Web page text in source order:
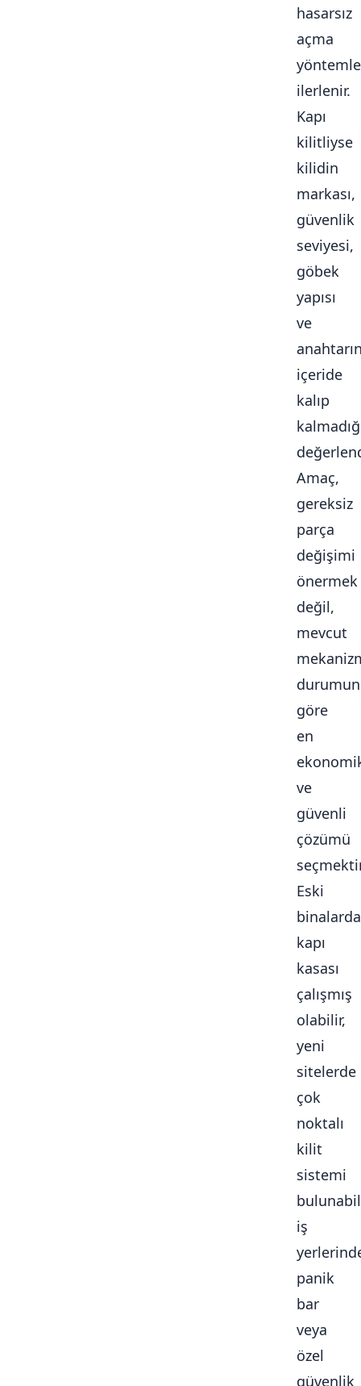
hasarsız
açma
ilerlenir.
Kapı
kilitliyse
kilidin
markası,
güvenlik
seviyesi,
göbek
yapısı
ve
içeride
kalıp
Amaç,
gereksiz
parça
değişimi
önermek
değil,
mevcut
göre
en
ve
güvenli
çözümü
Eski
binalarda
kapı
kasası
çalışmış
olabilir,
yeni
sitelerde
çok
noktalı
kilit
sistemi
iş
panik
bar
veya
özel
güvenlik